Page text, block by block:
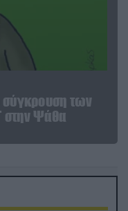
σύγκρουση των
στην Ψάθα